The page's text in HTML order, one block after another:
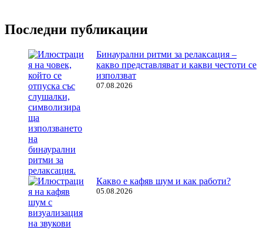
Последни публикации
Бинаурални ритми за релаксация –
какво представляват и какви честоти се
използват
07.08.2026
Какво е кафяв шум и как работи?
05.08.2026